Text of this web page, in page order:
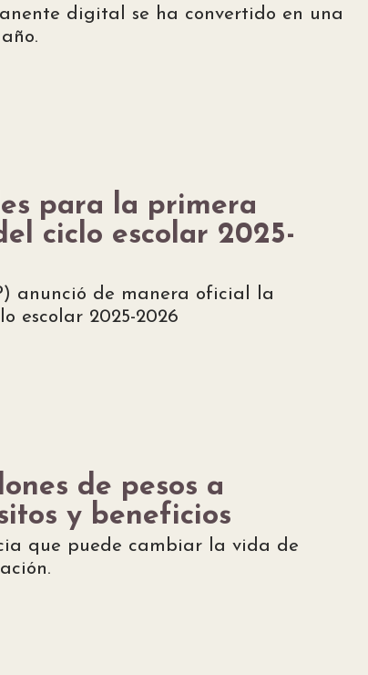
digital se ha convertido en una
para la primera
ciclo escolar 2025-
anunció de manera oficial la
escolar 2025-2026
de pesos a
y beneficios
que puede cambiar la vida de